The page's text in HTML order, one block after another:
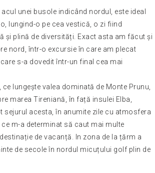
unei busole indicând nordul, este ideal
lungind-o pe cea vestică, o zi fiind
și plină de diversități. Exact asta am făcut și
nord, într-o excursie în care am plecat
s-a dovedit într-un final cea mai
lungește valea dominată de Monte Prunu,
marea Tireniană, în față insulei Elba,
sejurul acesta, în anumite zile cu atmosfera
m-a determinat să caut mai multe
de vacanță. In zona de la țărm a
de secole în nordul micuțului golf plin de